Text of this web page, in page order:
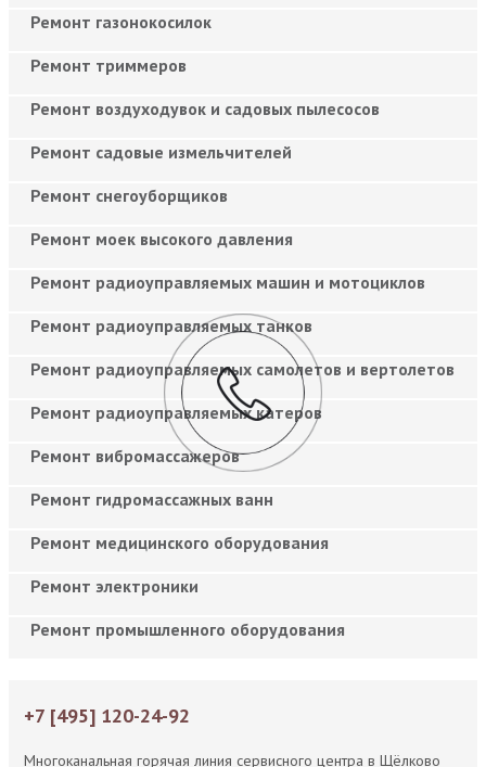
Ремонт газонокосилок
Ремонт триммеров
Ремонт воздуходувок и садовых пылесосов
Ремонт садовые измельчителей
Ремонт снегоуборщиков
Ремонт моек высокого давления
Ремонт радиоуправляемых машин и мотоциклов
Ремонт радиоуправляемых танков
Ремонт радиоуправляемых самолетов и вертолетов
Ремонт радиоуправляемых катеров
Ремонт вибромассажеров
Ремонт гидромассажных ванн
Ремонт медицинского оборудования
Ремонт электроники
Ремонт промышленного оборудования
+7 [495] 120-24-92
Многоканальная горячая линия сервисного центра в Щёлково